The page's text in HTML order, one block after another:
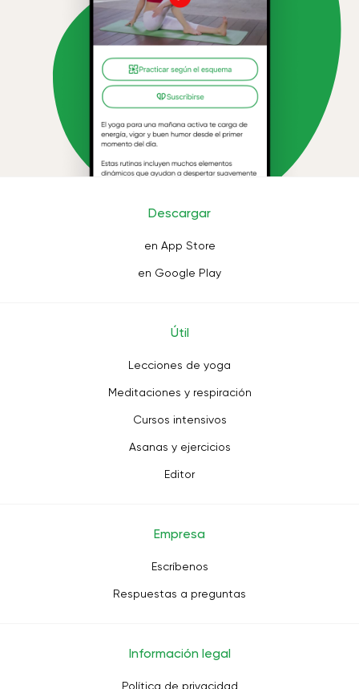
Descargar
en App Store
en Google Play
Útil
Lecciones de yoga
Meditaciones y respiración
Cursos intensivos
Asanas y ejercicios
Editor
Empresa
Escríbenos
Respuestas a preguntas
Información legal
Política de privacidad